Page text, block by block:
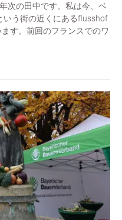
次の田中です。私は今、ベ
いう街の近くにあるflusshof
す。前回のフランスでのワ